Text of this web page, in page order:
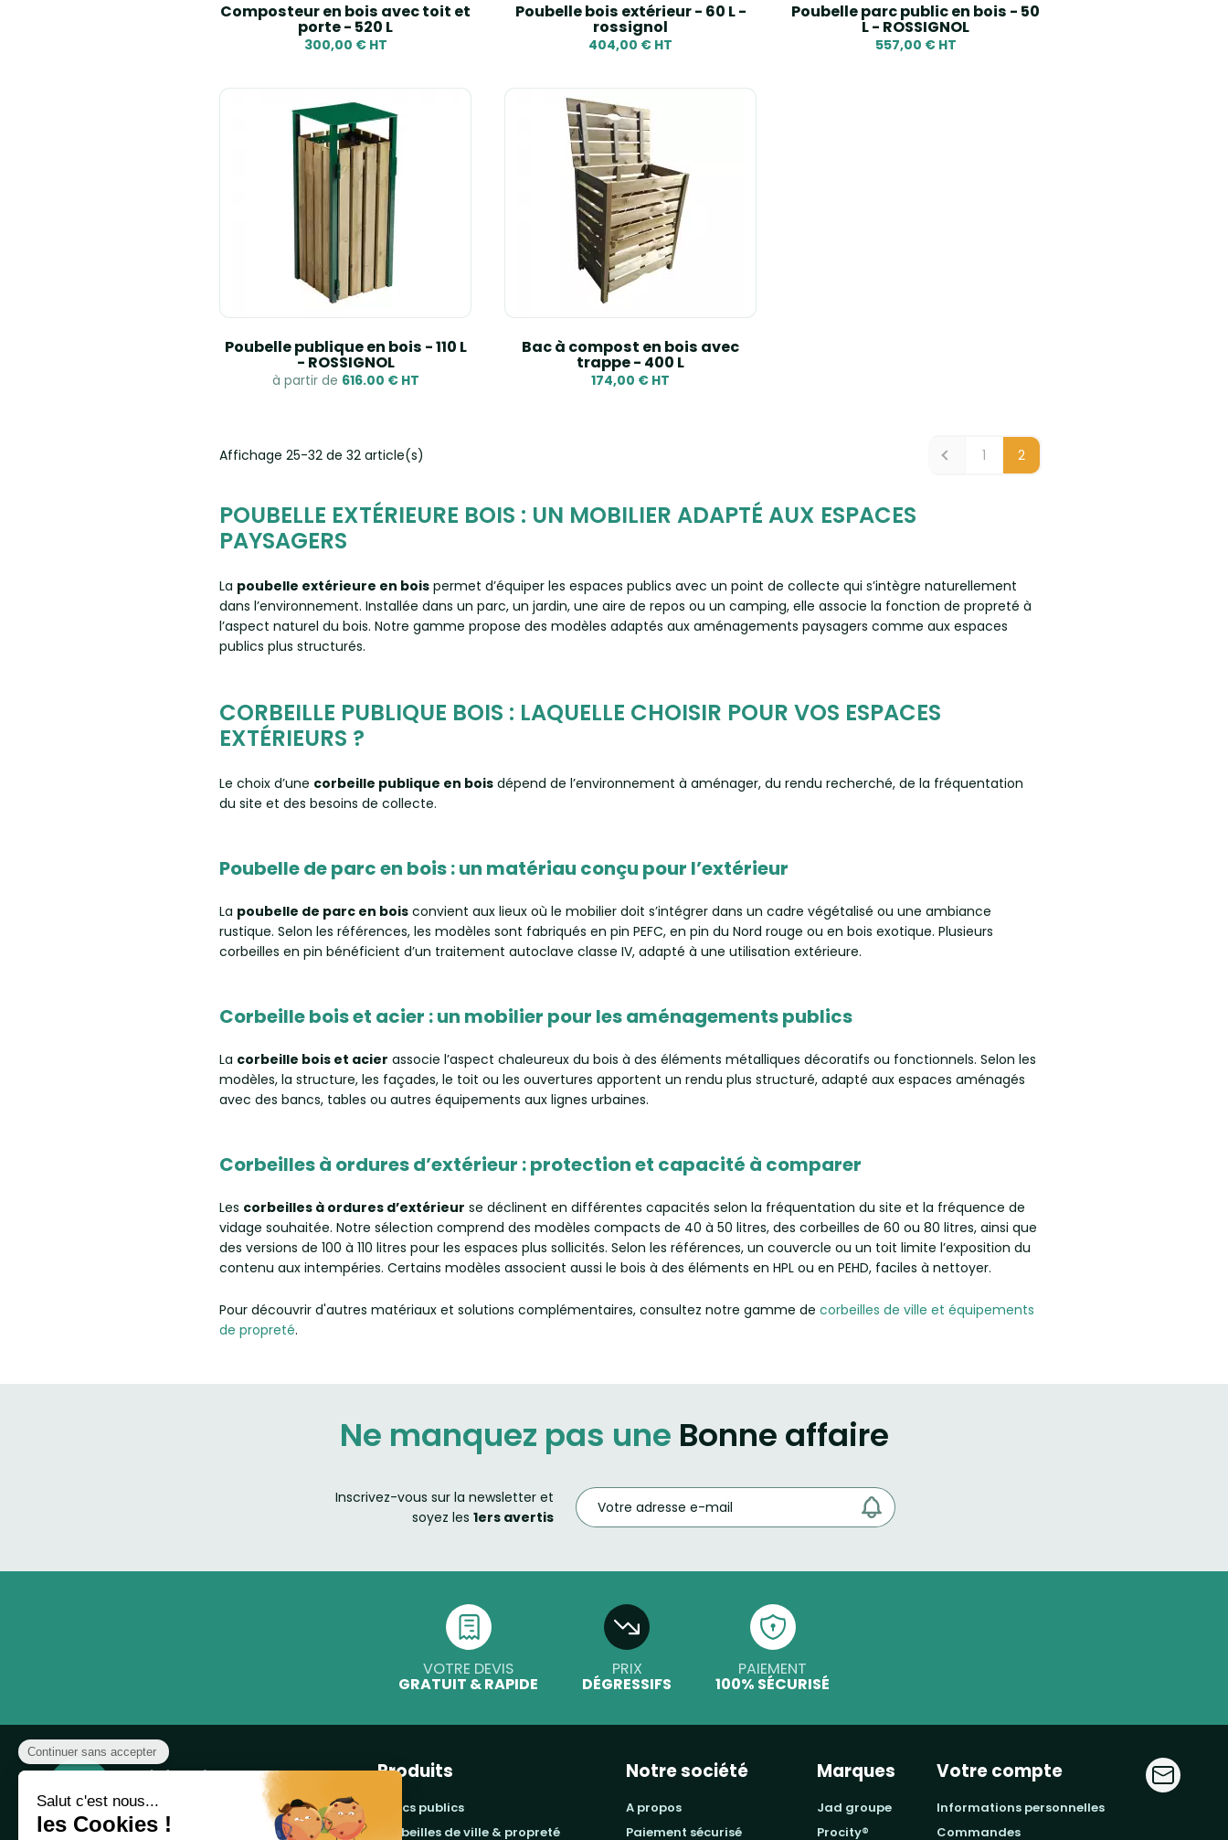
Composteur en bois avec toit et
porte - 520 L
300,00 € HT
Poubelle bois extérieur - 60 L -
rossignol
404,00 € HT
Poubelle parc public en bois - 50
L - ROSSIGNOL
557,00 € HT
Poubelle publique en bois - 110 L
- ROSSIGNOL
à partir de 616.00 € HT
Bac à compost en bois avec
trappe - 400 L
174,00 € HT
Affichage 25-32 de 32 article(s) 1 2
POUBELLE EXTÉRIEURE BOIS : UN MOBILIER ADAPTÉ AUX ESPACES
PAYSAGERS
La poubelle extérieure en bois permet d’équiper les espaces publics avec un point de collecte qui s’intègre naturellement
dans l’environnement. Installée dans un parc, un jardin, une aire de repos ou un camping, elle associe la fonction de propreté à
l’aspect naturel du bois. Notre gamme propose des modèles adaptés aux aménagements paysagers comme aux espaces
publics plus structurés.
CORBEILLE PUBLIQUE BOIS : LAQUELLE CHOISIR POUR VOS ESPACES
EXTÉRIEURS ?
Le choix d’une corbeille publique en bois dépend de l’environnement à aménager, du rendu recherché, de la fréquentation
du site et des besoins de collecte.
Poubelle de parc en bois : un matériau conçu pour l’extérieur
La poubelle de parc en bois convient aux lieux où le mobilier doit s’intégrer dans un cadre végétalisé ou une ambiance
rustique. Selon les références, les modèles sont fabriqués en pin PEFC, en pin du Nord rouge ou en bois exotique. Plusieurs
corbeilles en pin bénéficient d’un traitement autoclave classe IV, adapté à une utilisation extérieure.
Corbeille bois et acier : un mobilier pour les aménagements publics
La corbeille bois et acier associe l’aspect chaleureux du bois à des éléments métalliques décoratifs ou fonctionnels. Selon les
modèles, la structure, les façades, le toit ou les ouvertures apportent un rendu plus structuré, adapté aux espaces aménagés
avec des bancs, tables ou autres équipements aux lignes urbaines.
Corbeilles à ordures d’extérieur : protection et capacité à comparer
Les corbeilles à ordures d’extérieur se déclinent en différentes capacités selon la fréquentation du site et la fréquence de
vidage souhaitée. Notre sélection comprend des modèles compacts de 40 à 50 litres, des corbeilles de 60 ou 80 litres, ainsi que
des versions de 100 à 110 litres pour les espaces plus sollicités. Selon les références, un couvercle ou un toit limite l’exposition du
contenu aux intempéries. Certains modèles associent aussi le bois à des éléments en HPL ou en PEHD, faciles à nettoyer.
Pour découvrir d'autres matériaux et solutions complémentaires, consultez notre gamme de corbeilles de ville et équipements
de propreté.
Ne manquez pas une Bonne affaire
Inscrivez-vous sur la newsletter et
soyez les 1ers avertis
VOTRE DEVIS
GRATUIT & RAPIDE
PRIX
DÉGRESSIFS
PAIEMENT
100% SÉCURISÉ
Produits
bancs publics
corbeilles de ville & propreté
Notre société
a propos
paiement sécurisé
Marques
jad groupe
procity®
Votre compte
informations personnelles
commandes